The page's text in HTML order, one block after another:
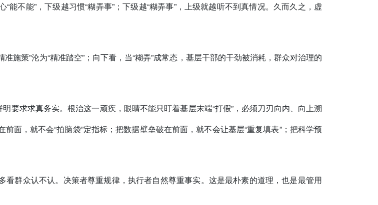
能不能”，下级越习惯“糊弄事”；下级越“糊弄事”，上级就越听不到真情况。久而久之，虚
施策”沦为“精准踏空”；向下看，当“糊弄”成常态，基层干部的干劲被消耗，群众对治理的
要求求真务实。根治这一顽疾，眼睛不能只盯着基层末端“打假”，必须刀刃向内、向上溯
面，就不会“拍脑袋”定指标；把数据壁垒破在前面，就不会让基层“重复填表”；把科学预
看群众认不认。决策者尊重规律，执行者自然尊重事实。这是最朴素的道理，也是最管用